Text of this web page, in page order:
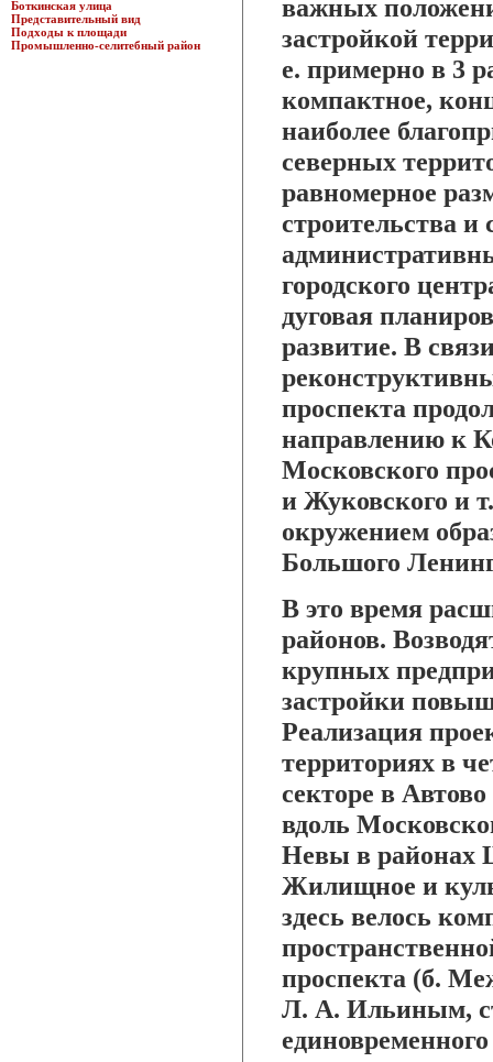
Боткинская улица
Представительный вид
Подходы к площади
Промышленно-селитебный район
важных
застройкой
е. примерно в 3
компактное,
наиболее
северных
равномерное
строительства
городского
дуговая
развитие. В
проспекта
направлению к
Московского
и Жуковского и
окружением
Большого
В это время
районов.
крупных
застройки
Реализация
территориях в
секторе в
вдоль
Невы в
Жилищное и
здесь велось
проспекта (б.
Л. А. Ильиным,